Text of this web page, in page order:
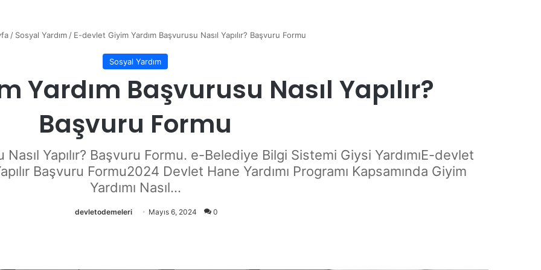
/ Sosyal Yardım / E-devlet Giyim Yardım Başvurusu Nasıl Yapılır? Başvuru Formu
Sosyal Yardım
Yardım Başvurusu Nasıl Yapılır?
Başvuru Formu
Yapılır? Başvuru Formu. e-Belediye Bilgi Sistemi Giysi YardımıE-devlet
Başvuru Formu2024 Devlet Hane Yardımı Programı Kapsamında Giyim
Yardımı Nasıl...
devletodemeleri Mayıs 6, 2024 0